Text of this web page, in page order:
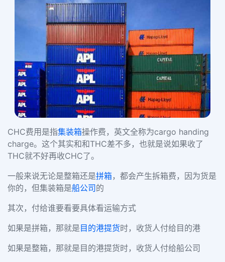
CHC费用是指集装箱操作费，英文全称为cargo handing
charge。这个其实和和THC差不多，也就是说如果收了
THC就不好再收CHC了。
一般来说无论是整箱还是拼箱，都会产生拆箱费，因为货是
你的，但集装箱是船公司 的
其次，付给谁要看要具体看运输方式
如果是拼箱，那就是 目的港提货时，收货人付给目的港
如果是整箱，那就是目的港提货时，收货人付给船公司